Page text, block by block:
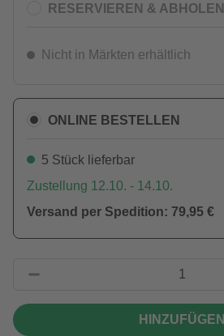
RESERVIEREN & ABHOLEN
Nicht in Märkten erhältlich
ONLINE BESTELLEN
5 Stück lieferbar
Zustellung 12.10. - 14.10.
Versand per Spedition: 79,95 €
HINZUFÜGEN